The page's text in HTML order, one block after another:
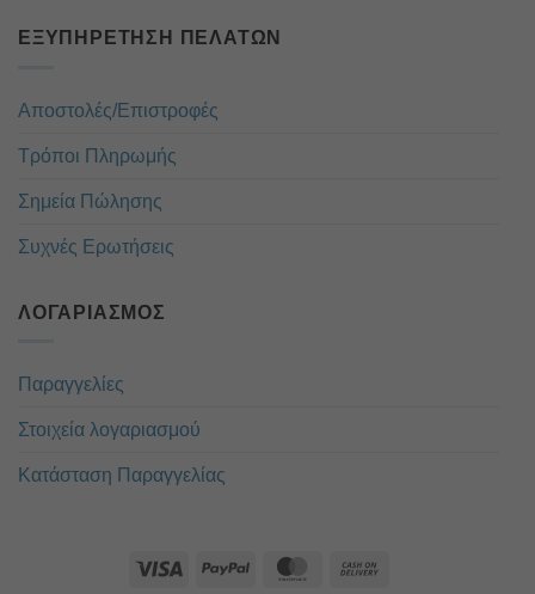
ΕΞΥΠΗΡΈΤΗΣΗ ΠΕΛΑΤΏΝ
Αποστολές/Επιστροφές
Τρόποι Πληρωμής
Σημεία Πώλησης
Συχνές Ερωτήσεις
ΛΟΓΑΡΙΑΣΜΌΣ
Παραγγελίες
Στοιχεία λογαριασμού
Κατάσταση Παραγγελίας